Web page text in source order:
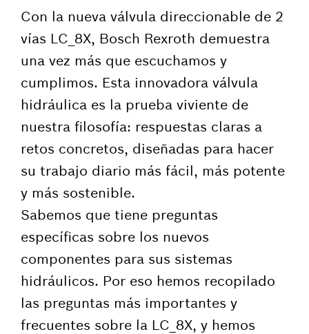
Con la nueva válvula direccionable de 2
vías LC_8X, Bosch Rexroth demuestra
una vez más que escuchamos y
cumplimos. Esta innovadora válvula
hidráulica es la prueba viviente de
nuestra filosofía: respuestas claras a
retos concretos, diseñadas para hacer
su trabajo diario más fácil, más potente
y más sostenible.
Sabemos que tiene preguntas
específicas sobre los nuevos
componentes para sus sistemas
hidráulicos. Por eso hemos recopilado
las preguntas más importantes y
frecuentes sobre la LC_8X, y hemos